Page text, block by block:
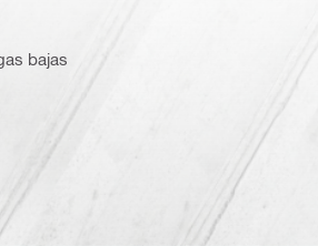
bajas